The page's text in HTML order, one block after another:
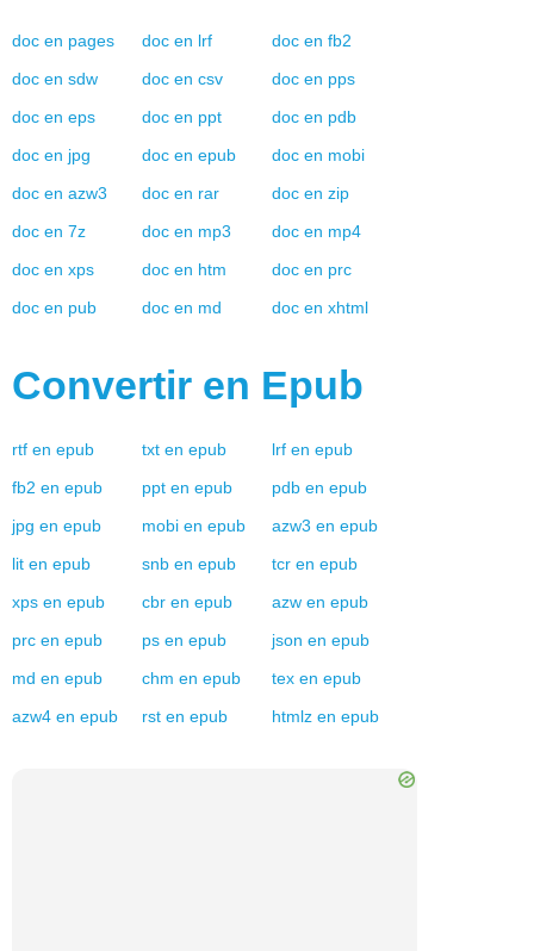
doc en pages doc en lrf doc en fb2
doc en sdw doc en csv doc en pps
doc en eps doc en ppt doc en pdb
doc en jpg doc en epub doc en mobi
doc en azw3 doc en rar doc en zip
doc en 7z doc en mp3 doc en mp4
doc en xps doc en htm doc en prc
doc en pub doc en md doc en xhtml
Convertir en Epub
rtf en epub txt en epub lrf en epub
fb2 en epub ppt en epub pdb en epub
jpg en epub mobi en epub azw3 en epub
lit en epub snb en epub tcr en epub
xps en epub cbr en epub azw en epub
prc en epub ps en epub json en epub
md en epub chm en epub tex en epub
azw4 en epub rst en epub htmlz en epub